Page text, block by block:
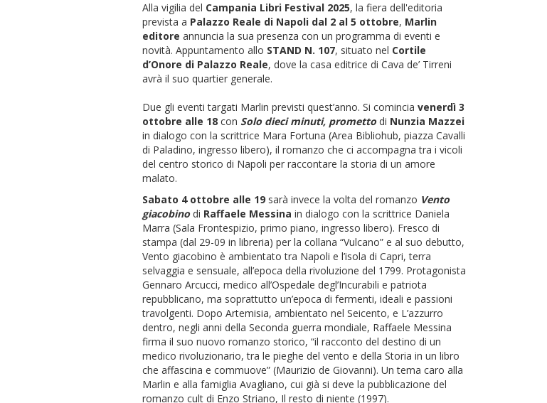
Alla vigilia del Campania Libri Festival 2025, la fiera dell'editoria
prevista a Palazzo Reale di Napoli dal 2 al 5 ottobre, Marlin
editore annuncia la sua presenza con un programma di eventi e
novità. Appuntamento allo STAND N. 107, situato nel Cortile
d’Onore di Palazzo Reale, dove la casa editrice di Cava de’ Tirreni
avrà il suo quartier generale.
Due gli eventi targati Marlin previsti quest’anno. Si comincia venerdì 3
ottobre alle 18con Solo dieci minuti, promettodi Nunzia Mazzei
in dialogo con la scrittrice Mara Fortuna (Area Bibliohub, piazza Cavalli
di Paladino, ingresso libero), il romanzo che ci accompagna tra i vicoli
del centro storico di Napoli per raccontare la storia di un amore
malato.
Sabato 4 ottobre alle 19sarà invece la volta del romanzo Vento
giacobinodi Raffaele Messina in dialogo con la scrittrice Daniela
Marra (Sala Frontespizio, primo piano, ingresso libero). Fresco di
stampa (dal 29-09 in libreria) per la collana “Vulcano” e al suo debutto,
Vento giacobino è ambientato tra Napoli e l’isola di Capri, terra
selvaggia e sensuale, all’epoca della rivoluzione del 1799. Protagonista
Gennaro Arcucci, medico all’Ospedale degl’Incurabili e patriota
repubblicano, ma soprattutto un’epoca di fermenti, ideali e passioni
travolgenti. Dopo Artemisia, ambientato nel Seicento, e L’azzurro
dentro, negli anni della Seconda guerra mondiale, Raffaele Messina
firma il suo nuovo romanzo storico, “il racconto del destino di un
medico rivoluzionario, tra le pieghe del vento e della Storia in un libro
che affascina e commuove” (Maurizio de Giovanni). Un tema caro alla
Marlin e alla famiglia Avagliano, cui già si deve la pubblicazione del
romanzo cult di Enzo Striano, Il resto di niente (1997).